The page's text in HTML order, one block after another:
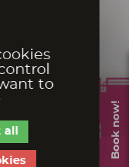
Book now!
to